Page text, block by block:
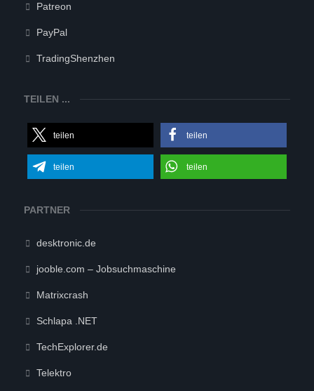
Patreon
PayPal
TradingShenzhen
TEILEN ...
teilen teilen
teilen teilen
PARTNER
desktronic.de
jooble.com – Jobsuchmaschine
Matrixcrash
Schlapa .NET
TechExplorer.de
Telektro